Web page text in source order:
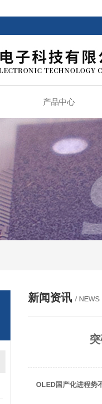
产品中心
新闻资讯 / NEWS
OLED国产化进程势